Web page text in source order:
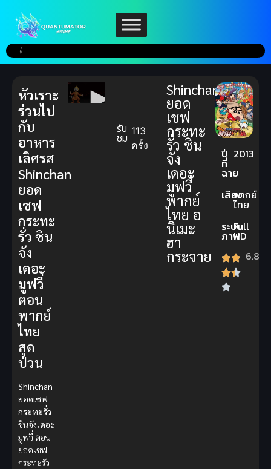
รับ
ชม 113
ครั้ง
Shinchan
ยอด
เชฟ
กระทะ
รั่ว ชิน
จัง
เดอะ
มูฟวี่
พากย์
ไทย อ
นิเมะ
ฮา
กระจาย
ปี
ที่
ฉาย
2013
เสียงพากย์
ไทย
ระบบ
ภาพ
Full
HD
6.8
หัวเราะ
ร่วนไป
กับ
อาหาร
เลิศรส
Shinchan
ยอด
เชฟ
กระทะ
รั่ว ชิน
จัง
เดอะ
มูฟวี่
ตอน
พากย์
ไทย
สุด
ป่วน
Shinchan
ยอดเชฟ
กระทะรั่ว
ชินจังเดอะ
มูฟวี่ ตอน
ยอดเชฟ
กระทะรั่ว